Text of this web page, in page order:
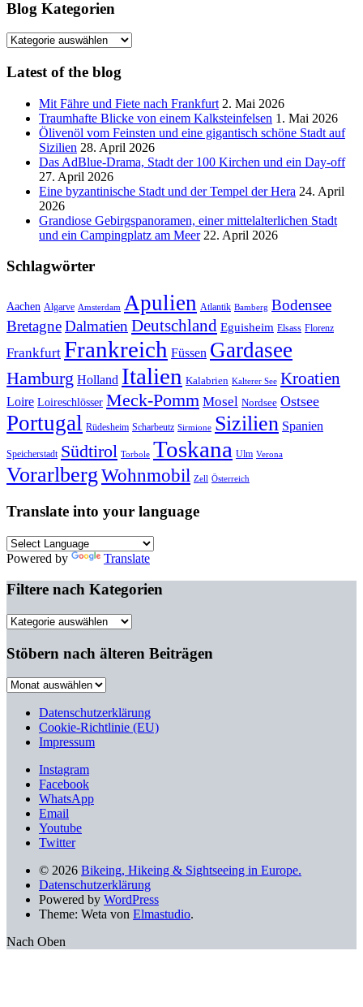
Blog Kategorien
Blog
Latest of the blog
Mit Fähre und Fiete nach Frankfurt 2. Mai 2026
Traumhafte Blicke von einem Kalksteinfelsen 1. Mai 2026
Ölivenöl vom Feinsten und eine gigantisch schöne Stadt auf
Sizilien 28. April 2026
Das AdBlue-Drama, Stadt der 100 Kirchen und ein Day-off
27. April 2026
Eine byzantinische Stadt und der Tempel der Hera 24. April
2026
Grandiose Gebirgspanoramen, einer mittelalterlichen Stadt
und ein Campingplatz am Meer 22. April 2026
Schlagwörter
Aachen Algarve Amsterdam Apulien Atlantik Bamberg Bodensee
BretagneDalmatien Deutschland Eguisheim Elsass Florenz
Frankfurt Frankreich Füssen Gardasee
Hamburg Holland Italien Kalabrien Kalterer See Kroatien
Loire Loireschlösser Meck-Pomm Mosel Nordsee Ostsee
Portugal Rüdesheim Scharbeutz Sirmione Sizilien Spanien
Speicherstadt Südtirol Torbole Toskana Ulm Verona
VorarlbergWohnmobil Zell Österreich
Translate into your language
Powered by Translate
Filtere nach Kategorien
Filtere
Kategorien
Stöbern nach älteren Beiträgen
Stöbern
älteren
Beiträgen
Datenschutzerklärung
Cookie-Richtlinie (EU)
Impressum
Instagram
Facebook
WhatsApp
Email
Youtube
Twitter
© 2026 Bikeing, Hikeing & Sightseeing in Europe.
Datenschutzerklärung
Powered by WordPress
Theme: Weta von Elmastudio.
Nach Oben